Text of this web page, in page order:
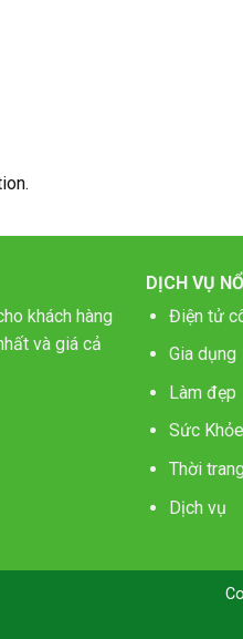
khách hàng
và giá cả
DỊCH VỤ
Điện tử
Gia dụng
Làm đẹp
Sức Khỏe
Thời
Dịch vụ